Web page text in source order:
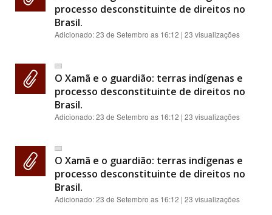
processo desconstituinte de direitos no
Brasil.
Adicionado:23 de Setembro as 16:12 | 23 visualizações
O Xamã e o guardião: terras indígenas e
processo desconstituinte de direitos no
Brasil.
Adicionado:23 de Setembro as 16:12 | 23 visualizações
O Xamã e o guardião: terras indígenas e
processo desconstituinte de direitos no
Brasil.
Adicionado:23 de Setembro as 16:12 | 23 visualizações